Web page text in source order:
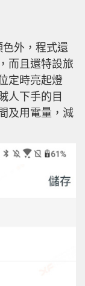
外，程式還
而且還特設旅
定時亮起燈
人下手的目
及用電量，減